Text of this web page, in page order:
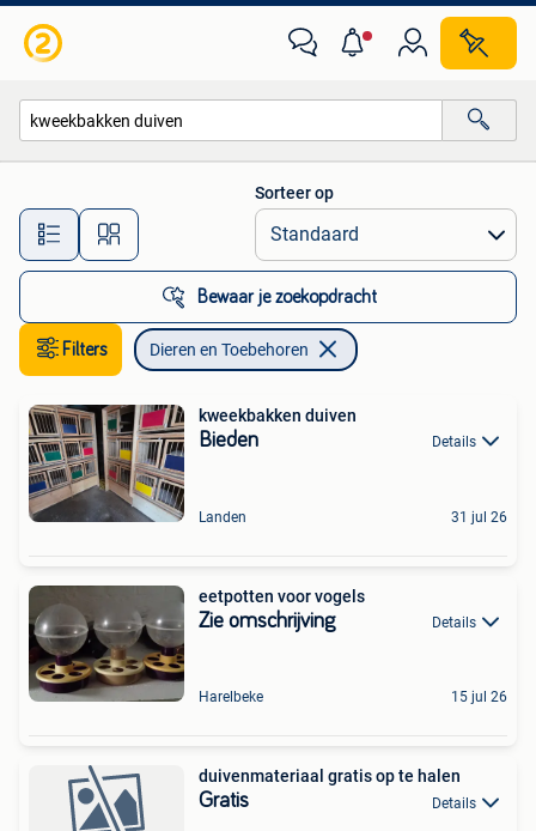
Alle afstanden…
Sorteer op
Bewaar je zoekopdracht
Filters Dieren en Toebehoren
kweekbakken duiven
Bieden Details
Landen 31 jul 26
eetpotten voor vogels
Zie omschrijving Details
Harelbeke 15 jul 26
duivenmateriaal gratis op te halen
Gratis Details